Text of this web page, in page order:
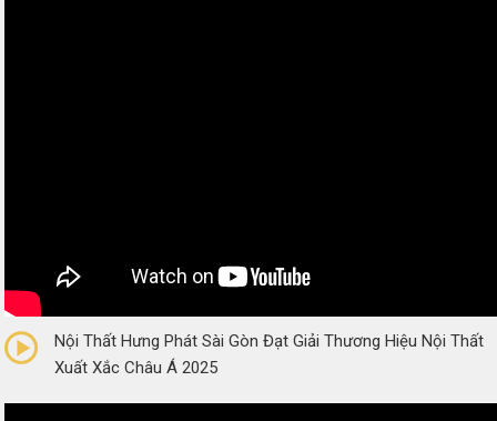
(0 Reviews)
Nội Thất Hưng Phát Sài Gòn Đạt Giải Thương Hiệu Nội Thất
Xuất Xắc Châu Á 2025